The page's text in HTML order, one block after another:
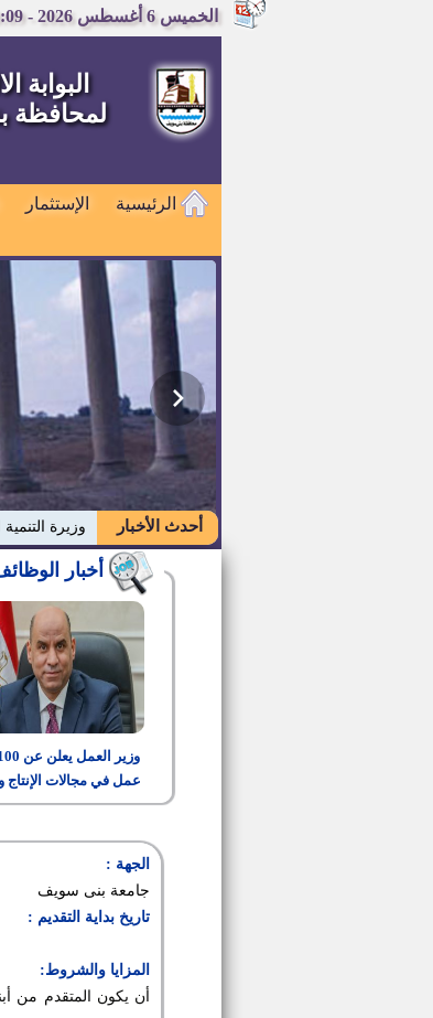
الخميس 6 أغسطس 2026 - 2:53:09 م
البوابة
لمحافظة
الرئيسية الإستثمار
أحدث الأخبار وزيرة
عمل في مجالات الإنتاج
والتشغيل
الجهة :
جامعة بنى سويف
تاريخ بداية التقديم :
المزايا والشروط: